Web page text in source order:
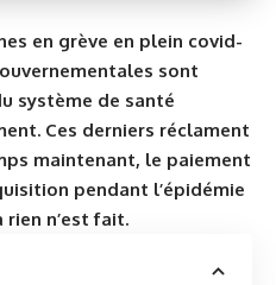
en grève en plein covid-
sont
système de santé
Ces derniers réclament
maintenant, le paiement
pendant l’épidémie
rien n’est fait.